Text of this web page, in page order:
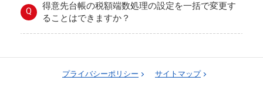
Q
得意先台帳の税額端数処理の設定を一括で変更す
ることはできますか？
プライバシーポリシー サイトマップ